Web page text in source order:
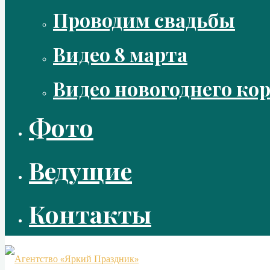
Проводим свадьбы
Видео 8 марта
Видео новогоднего
Фото
Ведущие
Контакты